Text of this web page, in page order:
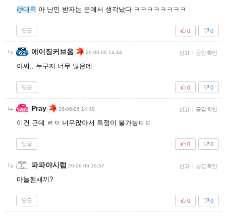
@대륙 아 난민 받자는 분에서 생각났다 ㅋㅋㅋㅋㅋㅋㅋㅋ
답글 0
0
에이징커브옴 26-06-06 14:44 신고 | 공감 확인
아씨;; 누구지 너무 많은데
답글 0
0
Pray 26-06-06 14:48 신고 | 공감 확인
이건 근데 ㄹㅇ 너무많아서 특정이 불가능ㄷㄷ
답글 0
0
파파야시럽 26-06-06 16:57 신고 | 공감 확인
마늘햄새끼?
답글 0
0